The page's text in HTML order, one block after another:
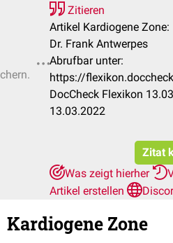
Zitieren
Artikel Kardiogene Zone:
Dr. Frank Antwerpes
Abrufbar unter:
https://
DocCheck Flexikon
13.03.2022
Zitat
Was zeigt hierher
Artikel erstellen
Kardiogene Zone